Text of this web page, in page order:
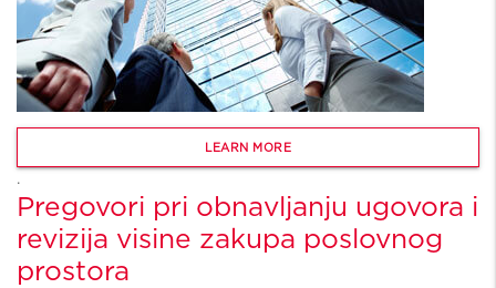
LEARN MORE
.
Pregovori pri obnavljanju ugovora i
revizija visine zakupa poslovnog
prostora